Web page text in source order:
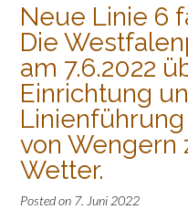
Neue Linie 6
Die
am 7.6.2022
Einrichtung
von Wengern
Wetter.
Posted on 7. Juni 2022